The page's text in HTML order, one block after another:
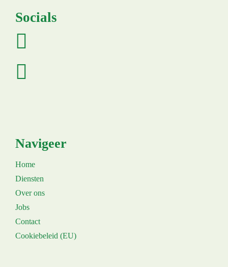
Socials
Navigeer
Home
Diensten
Over ons
Jobs
Contact
Cookiebeleid (EU)